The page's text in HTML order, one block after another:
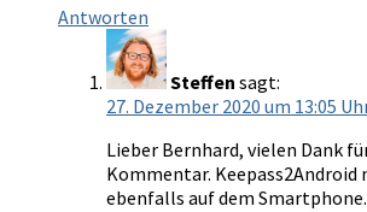
Antworten
Steffen sagt:
27. Dezember 2020 um 13:05
Lieber Bernhard, vielen Dank
Kommentar. Keepass2Android
ebenfalls auf dem